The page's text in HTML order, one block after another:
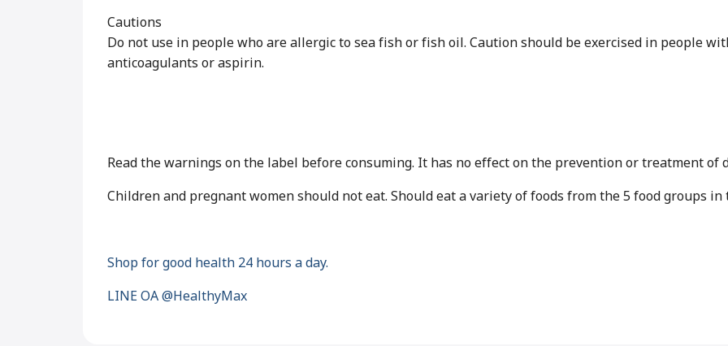
Cautions
Do not use in people who are allergic to sea fish or fish oil. Caution should be exercised in people
anticoagulants or aspirin.
Read the warnings on the label before consuming. It has no effect on the prevention or treatment of
Children and pregnant women should not eat. Should eat a variety of foods from the 5 food groups
Shop for good health 24 hours a day.
LINE OA @HealthyMax